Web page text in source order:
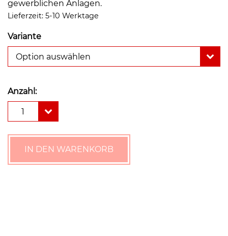
gewerblichen Anlagen.
Lieferzeit: 5-10 Werktage
Variante
Option auswählen
Anzahl:
K
VG
1
IN DEN WARENKORB